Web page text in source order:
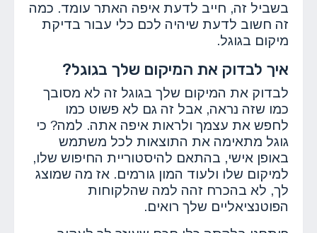
בשביל זה, חייב לדעת איפה האתר עומד. כמה
זה חשוב לדעת שיהיה לכם כלי עבור בדיקת
מיקום בגוגל.
איך לבדוק את המיקום שלך בגוגל?
לבדוק את המיקום שלך בגוגל זה לא מסובך
כמו שזה נראה, אבל זה גם לא פשוט כמו
לחפש את עצמך ולראות איפה אתה. למה? כי
גוגל מתאימה את התוצאות לכל משתמש
באופן אישי, בהתאם להיסטוריית החיפוש שלו,
למיקום שלו ולעוד המון גורמים. אז מה שמוצג
לך, לא בהכרח זהה למה שהלקוחות
הפוטנציאליים שלך רואים.